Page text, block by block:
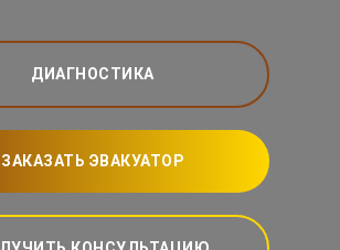
ДИАГНОСТИКА
ЗАКАЗАТЬ ЭВАКУАТОР